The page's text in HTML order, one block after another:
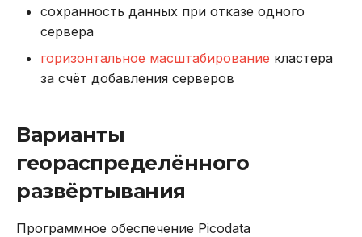
VALUES
сохранность данных при отказе одного
сервера
горизонтальное масштабирование кластера
за счёт добавления серверов
Варианты
геораспределённого
развёртывания
Программное обеспечение Picodata